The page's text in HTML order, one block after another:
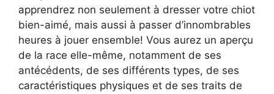
apprendrez non seulement à dresser votre chiot
bien-aimé, mais aussi à passer d’innombrables
heures à jouer ensemble! Vous aurez un aperçu
de la race elle-même, notamment de ses
antécédents, de ses différents types, de ses
caractéristiques physiques et de ses traits de